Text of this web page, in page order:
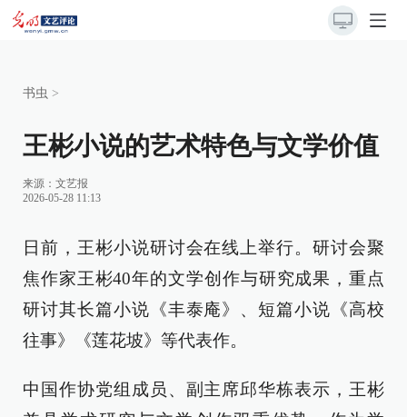
书虫 >
王彬小说的艺术特色与文学价值
来源： 文艺报
2026-05-28 11:13
日前，王彬小说研讨会在线上举行。研讨会聚
焦作家王彬40年的文学创作与研究成果，重点
研讨其长篇小说《丰泰庵》、短篇小说《高校
往事》《莲花坡》等代表作。
中国作协党组成员、副主席邱华栋表示，王彬